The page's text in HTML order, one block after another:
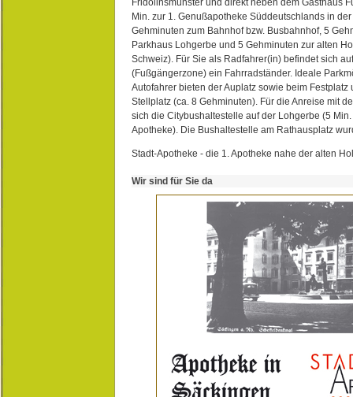
Min. zur 1. Genußapotheke Süddeutschlands in
Gehminuten zum Bahnhof bzw. Busbahnhof, 5
Parkhaus Lohgerbe und 5 Gehminuten zur alten
Schweiz). Für Sie als Radfahrer(in) befindet sich
(Fußgängerzone) ein Fahrradständer. Ideale
Autofahrer bieten der Auplatz sowie beim Festplatz
Stellplatz (ca. 8 Gehminuten). Für die Anreise mit
sich die Citybushaltestelle auf der Lohgerbe (5
Apotheke). Die Bushaltestelle am Rathausplatz
Stadt-Apotheke - die 1. Apotheke nahe der alten
Wir sind für Sie da